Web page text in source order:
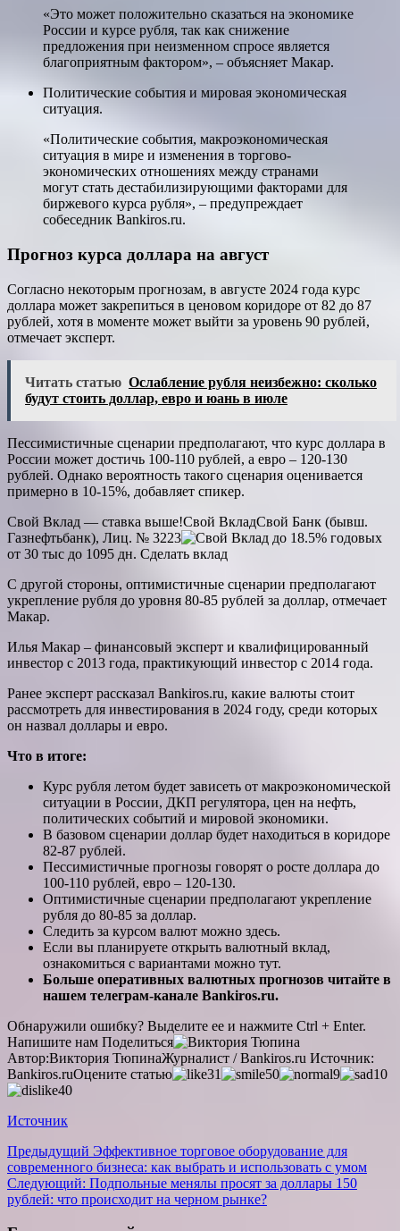
«Это может положительно сказаться на экономике
России и курсе рубля, так как снижение
предложения при неизменном спросе является
благоприятным фактором», – объясняет Макар.
Политические события и мировая экономическая
ситуация.
«Политические события, макроэкономическая
ситуация в мире и изменения в торгово-
экономических отношениях между странами
могут стать дестабилизирующими факторами для
биржевого курса рубля», – предупреждает
собеседник Bankiros.ru.
Прогноз курса доллара на август
Согласно некоторым прогнозам, в августе 2024 года курс
доллара может закрепиться в ценовом коридоре от 82 до 87
рублей, хотя в моменте может выйти за уровень 90 рублей,
отмечает эксперт.
Читать статью Ослабление рубля неизбежно: сколько
будут стоить доллар, евро и юань в июле
Пессимистичные сценарии предполагают, что курс доллара в
России может достичь 100-110 рублей, а евро – 120-130
рублей. Однако вероятность такого сценария оценивается
примерно в 10-15%, добавляет спикер.
Свой Вклад — ставка выше!Свой ВкладСвой Банк (бывш.
Газнефтьбанк), Лиц. № 3223
до 18.5% годовых
от 30 тыс до 1095 дн. Сделать вклад
С другой стороны, оптимистичные сценарии предполагают
укрепление рубля до уровня 80-85 рублей за доллар, отмечает
Макар.
Илья Макар – финансовый эксперт и квалифицированный
инвестор с 2013 года, практикующий инвестор с 2014 года.
Ранее эксперт рассказал Bankiros.ru, какие валюты стоит
рассмотреть для инвестирования в 2024 году, среди которых
он назвал доллары и евро.
Что в итоге:
Курс рубля летом будет зависеть от макроэкономической
ситуации в России, ДКП регулятора, цен на нефть,
политических событий и мировой экономики.
В базовом сценарии доллар будет находиться в коридоре
82-87 рублей.
Пессимистичные прогнозы говорят о росте доллара до
100-110 рублей, евро – 120-130.
Оптимистичные сценарии предполагают укрепление
рубля до 80-85 за доллар.
Следить за курсом валют можно здесь.
Если вы планируете открыть валютный вклад,
ознакомиться с вариантами можно тут.
Больше оперативных валютных прогнозов читайте в
нашем телеграм-канале Bankiros.ru.
Обнаружили ошибку? Выделите ее и нажмите Ctrl + Enter.
Напишите нам Поделиться
Автор:Виктория ТюпинаЖурналист / Bankiros.ru Источник:
Bankiros.ruОцените статью 31 50 9
10
40
Источник
Навигация
записи
Предыдущий Эффективное торговое оборудование для
современного бизнеса: как выбрать и использовать с умом
Следующий: Подпольные менялы просят за доллары 150
рублей: что происходит на черном рынке?